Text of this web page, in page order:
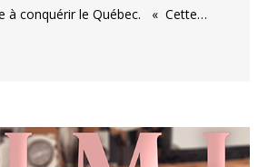
à conquérir le Québec. « Cette…